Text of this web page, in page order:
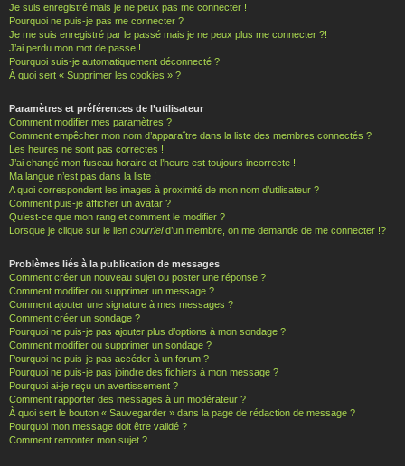
Je suis enregistré mais je ne peux pas me connecter !
Pourquoi ne puis-je pas me connecter ?
Je me suis enregistré par le passé mais je ne peux plus me connecter ?!
J’ai perdu mon mot de passe !
Pourquoi suis-je automatiquement déconnecté ?
À quoi sert « Supprimer les cookies » ?
Paramètres et préférences de l’utilisateur
Comment modifier mes paramètres ?
Comment empêcher mon nom d’apparaître dans la liste des membres connectés ?
Les heures ne sont pas correctes !
J’ai changé mon fuseau horaire et l’heure est toujours incorrecte !
Ma langue n’est pas dans la liste !
A quoi correspondent les images à proximité de mon nom d’utilisateur ?
Comment puis-je afficher un avatar ?
Qu’est-ce que mon rang et comment le modifier ?
Lorsque je clique sur le lien courrield’un membre, on me demande de me connecter !?
Problèmes liés à la publication de messages
Comment créer un nouveau sujet ou poster une réponse ?
Comment modifier ou supprimer un message ?
Comment ajouter une signature à mes messages ?
Comment créer un sondage ?
Pourquoi ne puis-je pas ajouter plus d’options à mon sondage ?
Comment modifier ou supprimer un sondage ?
Pourquoi ne puis-je pas accéder à un forum ?
Pourquoi ne puis-je pas joindre des fichiers à mon message ?
Pourquoi ai-je reçu un avertissement ?
Comment rapporter des messages à un modérateur ?
À quoi sert le bouton « Sauvegarder » dans la page de rédaction de message ?
Pourquoi mon message doit être validé ?
Comment remonter mon sujet ?